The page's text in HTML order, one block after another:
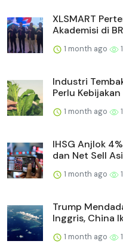
XLSMART
Akademisi di
1 month ago
Industri
Perlu Kebijakan
1 month ago
IHSG Anjlok
dan Net Sell
1 month ago
Trump
Inggris, China
1 month ago